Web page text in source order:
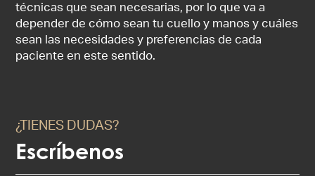
técnicas que sean necesarias, por lo que va a
depender de cómo sean tu cuello y manos y cuáles
sean las necesidades y preferencias de cada
paciente en este sentido.
¿TIENES DUDAS?
Escríbenos